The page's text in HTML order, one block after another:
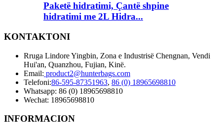
Paketë hidratimi, Çantë shpine
hidratimi me 2L Hidra...
KONTAKTONI
Rruga Lindore Yingbin, Zona e Industrisë Chengnan, Vendi
Hui'an, Quanzhou, Fujian, Kinë.
Email: product2@hunterbags.com
Telefoni:86-595-87351963, 86 (0) 18965698810
Whatsapp: 86 (0) 18965698810
Wechat: 18965698810
INFORMACION